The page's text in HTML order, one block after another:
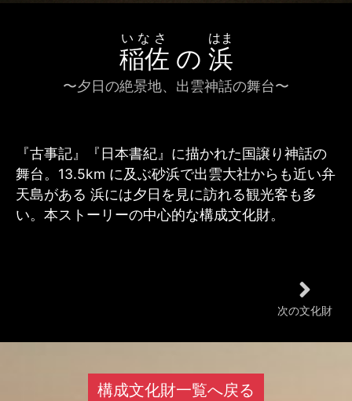
稲佐
いなさ
の 浜
はま
〜夕日の絶景地、出雲神話の舞台〜
『古事記』『日本書紀』に描かれた国譲り神話の
舞台。 13.5km に及ぶ砂浜で出雲大社からも近い弁
天島がある 浜には夕日を見に訪れる観光客も多
い。本ストーリーの中心的な構成文化財。
次の文化財
構成文化財一覧へ戻る